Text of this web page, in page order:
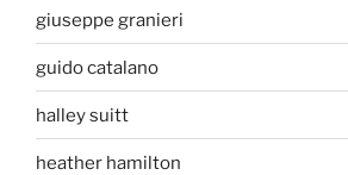
giuseppe granieri
guido catalano
halley suitt
heather hamilton